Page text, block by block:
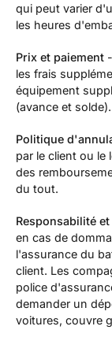
qui peut varier
les heures
Prix et paiement
les frais
équipement
(avance et solde).
Politique
par le client ou le
des
du tout.
Responsabilité
en cas de
l'assurance du
client. Les
police
demander un
voitures, couvre